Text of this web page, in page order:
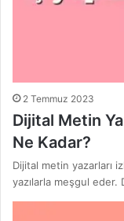
2 Temmuz 2023
Dijital Metin
Ne Kadar?
Dijital metin yazarları
yazılarla meşgul